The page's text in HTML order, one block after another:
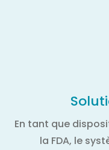
En tant que
la FDA, le